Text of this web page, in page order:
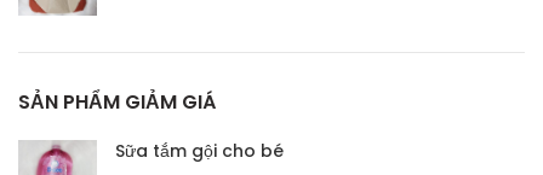
SẢN PHẨM GIẢM GIÁ
Sữa tắm gội cho bé